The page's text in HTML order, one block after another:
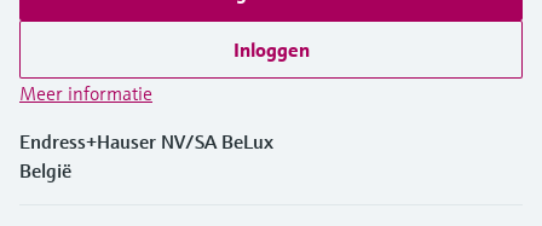
Inloggen
Meer informatie
Endress+Hauser NV/SA BeLux
België